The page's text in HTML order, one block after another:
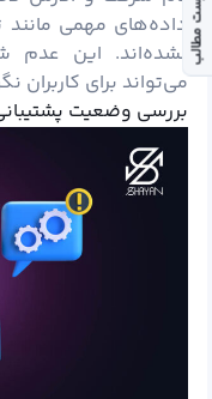
داده‌های مهمی مانند
نشده‌اند. این عدم
می‌تواند برای کاربران
بررسی وضعیت
فهرست مطالب